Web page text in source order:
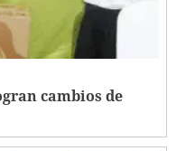
cambios de